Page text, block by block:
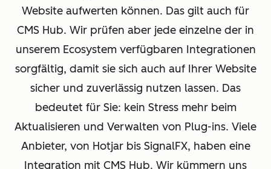
Website aufwerten können. Das gilt auch für
CMS Hub. Wir prüfen aber jede einzelne der in
unserem Ecosystem verfügbaren Integrationen
sorgfältig, damit sie sich auch auf Ihrer Website
sicher und zuverlässig nutzen lassen. Das
bedeutet für Sie: kein Stress mehr beim
Aktualisieren und Verwalten von Plug-ins. Viele
Anbieter, von Hotjar bis SignalFX, haben eine
Integration mit CMS Hub. Wir kümmern uns